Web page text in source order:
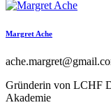
Margret Ache
Gründerin von LCHF
Akademie